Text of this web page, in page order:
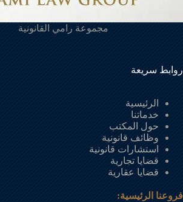
مجموعة رامي القانونية
روابط سريعة
الرئيسية
خدماتنا
حول المكتب
وظائف قانونية
استشارات قانونية
قضايا تجارية
قضايا عقارية
فروعنا الرئيسية: